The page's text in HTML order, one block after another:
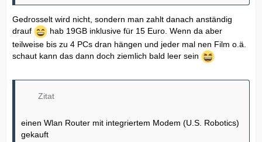
Gedrosselt wird nicht, sondern man zahlt danach anständig
drauf
hab 19GB inklusive für 15 Euro. Wenn da aber
teilweise bis zu 4 PCs dran hängen und jeder mal nen Film o.ä.
schaut kann das dann doch ziemlich bald leer sein
Zitat
einen Wlan Router mit integriertem Modem (U.S. Robotics)
gekauft